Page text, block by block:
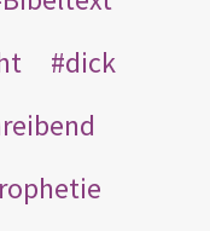
dick